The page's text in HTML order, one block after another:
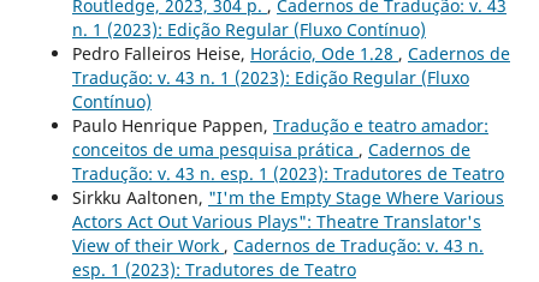
Routledge, 2023, 304 p. , Cadernos de Tradução: v. 43
n. 1 (2023): Edição Regular (Fluxo Contínuo)
Pedro Falleiros Heise, Horácio, Ode 1.28 , Cadernos de
Tradução: v. 43 n. 1 (2023): Edição Regular (Fluxo
Contínuo)
Paulo Henrique Pappen, Tradução e teatro amador:
conceitos de uma pesquisa prática , Cadernos de
Tradução: v. 43 n. esp. 1 (2023): Tradutores de Teatro
Sirkku Aaltonen, "I'm the Empty Stage Where Various
Actors Act Out Various Plays": Theatre Translator's
View of their Work , Cadernos de Tradução: v. 43 n.
esp. 1 (2023): Tradutores de Teatro